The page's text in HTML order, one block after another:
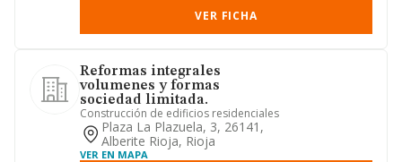
VER FICHA
Reformas integrales
volumenes y formas
sociedad limitada.
Construcción de edificios residenciales
Plaza La Plazuela, 3, 26141,
Alberite Rioja, Rioja
VER EN MAPA